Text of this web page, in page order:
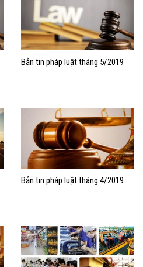
Bản tin pháp luật tháng 5/2019
Bản tin pháp luật tháng 4/2019